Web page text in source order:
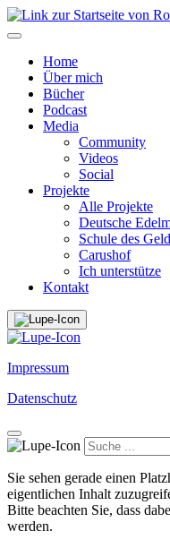
Home
Über mich
Bücher
Podcast
Media
Community
Videos
Social
Projekte
Alle Projekte
Deutsche
Schule des
Carushof
Ich unterstütze
Kontakt
Impressum
Datenschutz
Sie sehen gerade einen
eigentlichen Inhalt
Bitte beachten Sie, dass
werden.